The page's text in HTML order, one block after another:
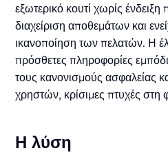
εξωτερικό κουτί χωρίς
διαχείριση αποθεμάτων και
ικανοποίηση των πελατών. Η
πρόσθετες πληροφορίες
τους κανονισμούς ασφαλείας
χρηστών, κρίσιμες πτυχές στη
Η λύση